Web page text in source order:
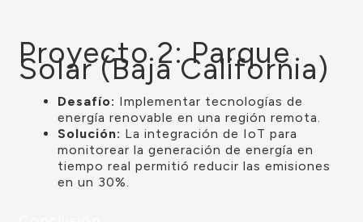
Proyecto 2: Parque
Solar (Baja California)
Desafío: Implementar tecnologías de
energía renovable en una región remota.
Solución: La integración de IoT para
monitorear la generación de energía en
tiempo real permitió reducir las emisiones
en un 30%.